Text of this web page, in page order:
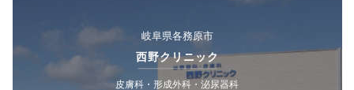
岐阜県各務原市
西野クリニック
皮膚科・形成外科・泌尿器科